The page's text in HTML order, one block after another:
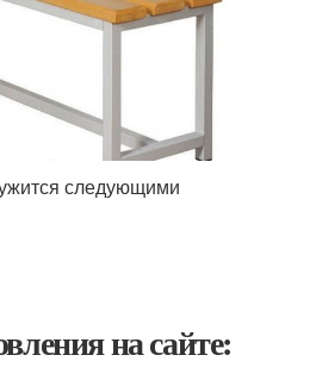
следующими
на сайте: